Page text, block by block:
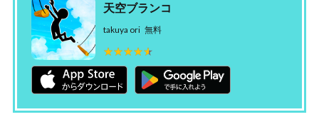
天空ブランコ
takuya ori 無料
★★★★★
★★★★★